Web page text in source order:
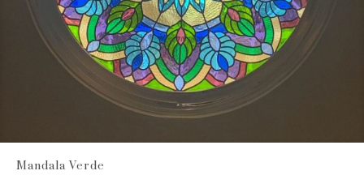
Mandala Verde